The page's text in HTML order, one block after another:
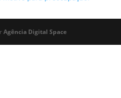
Agência Digital Space